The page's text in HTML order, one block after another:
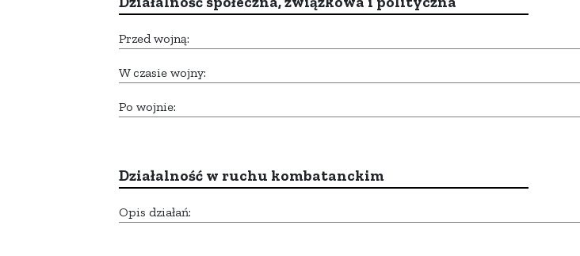
Przed wojną:
W czasie wojny:
Po wojnie:
Działalność w ruchu kombatanckim
Opis działań: